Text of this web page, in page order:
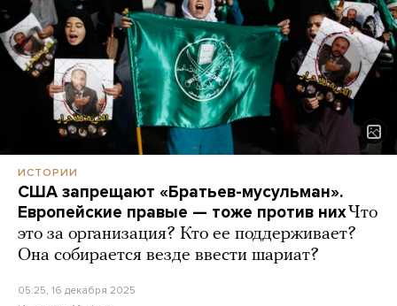
ИСТОРИИ
США запрещают «Братьев-мусульман».
Европейские правые — тоже против нихЧто
это за организация? Кто ее поддерживает?
Она собирается везде ввести шариат?
05:25, 16 декабря 2025